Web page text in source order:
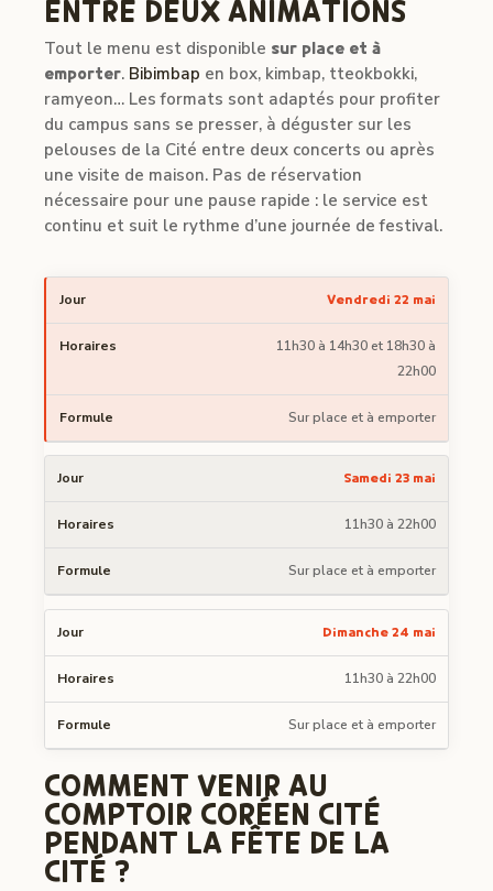
ENTRE DEUX ANIMATIONS
Tout le menu est disponible sur place et à
emporter. Bibimbap en box, kimbap, tteokbokki,
ramyeon… Les formats sont adaptés pour profiter
du campus sans se presser, à déguster sur les
pelouses de la Cité entre deux concerts ou après
une visite de maison. Pas de réservation
nécessaire pour une pause rapide : le service est
continu et suit le rythme d’une journée de festival.
Vendredi 22 mai
11h30 à 14h30 et 18h30 à
22h00
Sur place et à emporter
Samedi 23 mai
11h30 à 22h00
Sur place et à emporter
Dimanche 24 mai
11h30 à 22h00
Sur place et à emporter
COMMENT VENIR AU
COMPTOIR CORÉEN CITÉ
PENDANT LA FÊTE DE LA
CITÉ ?